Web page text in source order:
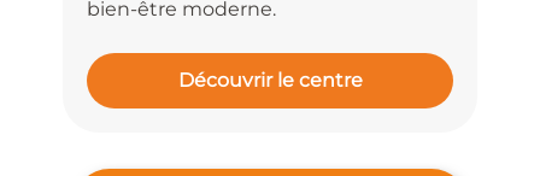
bien-être moderne.
Découvrir le centre